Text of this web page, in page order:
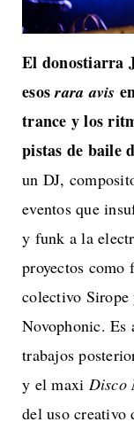
El donostiarra
esosrara avis
trance y los
pistas de baile
un DJ,
eventos que
y funk a la
proyectos como
colectivo Sirope
Novophonic. Es
trabajos
y el maxi Disco
del uso creativo